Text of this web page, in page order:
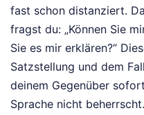
fast schon distanziert.
fragst du: „Können Sie
Sie es mir erklären?“
Satzstellung und dem
deinem Gegenüber
Sprache nicht